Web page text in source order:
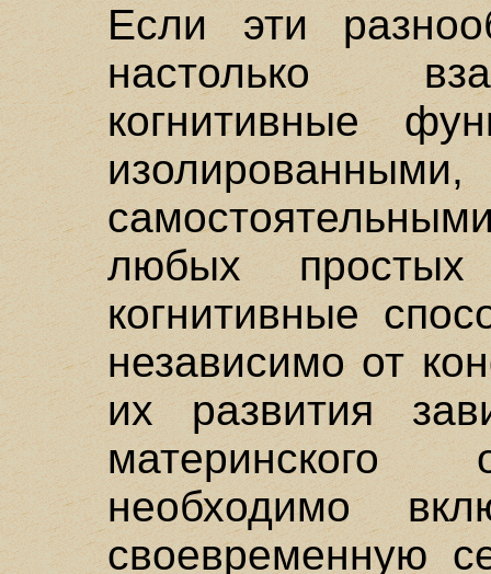
Если эти
настолько
когнитивные
любых простых
когнитивные
независимо от
их развития
материнского
необходимо
своевременную